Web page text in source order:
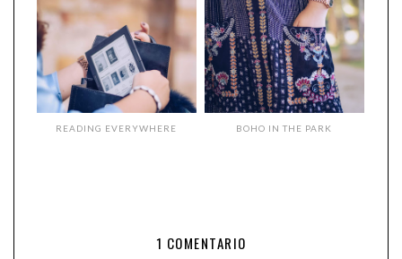
READING EVERYWHERE BOHO IN THE PARK
1 COMENTARIO